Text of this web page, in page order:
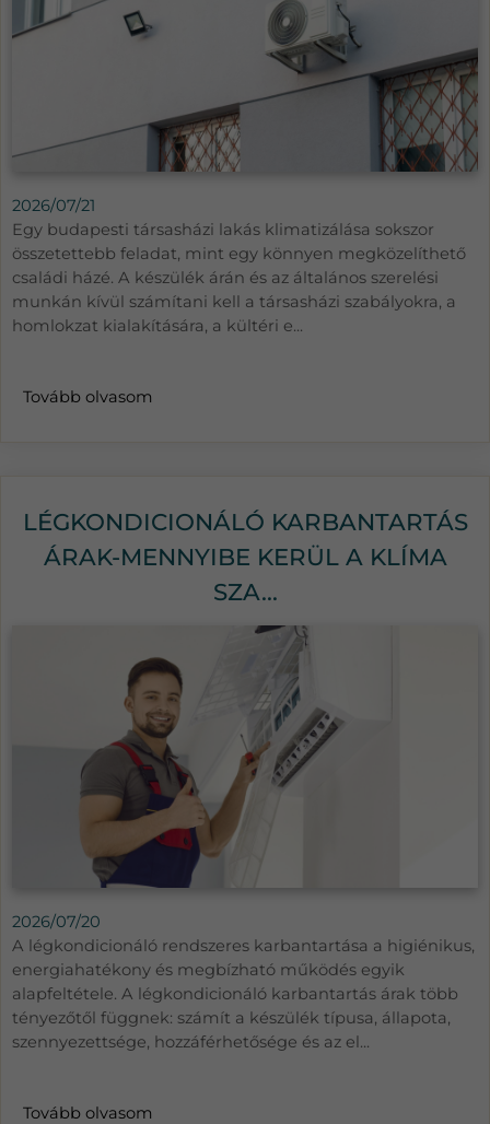
2026/07/21
Egy budapesti társasházi lakás klimatizálása sokszor
összetettebb feladat, mint egy könnyen megközelíthető
családi házé. A készülék árán és az általános szerelési
munkán kívül számítani kell a társasházi szabályokra, a
homlokzat kialakítására, a kültéri e...
Tovább olvasom
LÉGKONDICIONÁLÓ KARBANTARTÁS
ÁRAK-MENNYIBE KERÜL A KLÍMA
SZA...
2026/07/20
A légkondicionáló rendszeres karbantartása a higiénikus,
energiahatékony és megbízható működés egyik
alapfeltétele. A légkondicionáló karbantartás árak több
tényezőtől függnek: számít a készülék típusa, állapota,
szennyezettsége, hozzáférhetősége és az el...
Tovább olvasom